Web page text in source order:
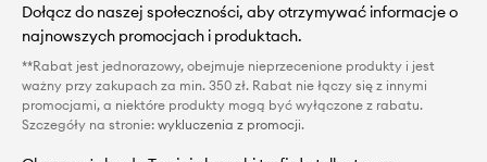
Dołącz do naszej społeczności, aby otrzymywać informacje o
najnowszych promocjach i produktach.
**Rabat jest jednorazowy, obejmuje nieprzecenione produkty i jest
ważny przy zakupach za min. 350 zł. Rabat nie łączy się z innymi
promocjami, a niektóre produkty mogą być wyłączone z rabatu.
Szczegóły na stronie: wykluczenia z promocji.